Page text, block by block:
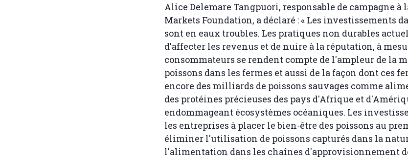
Alice Delemare Tangpuori, responsable de campagne à
Markets Foundation, a déclaré : « Les investissements
sont en eaux troubles. Les pratiques non durables
d'affecter les revenus et de nuire à la réputation, à
consommateurs se rendent compte de l'ampleur de la
poissons dans les fermes et aussi de la façon dont ces
encore des milliards de poissons sauvages comme
des protéines précieuses des pays d'Afrique et
endommageant écosystèmes océaniques. Les
les entreprises à placer le bien-être des poissons au
éliminer l'utilisation de poissons capturés dans la
l'alimentation dans les chaînes d'approvisionnement